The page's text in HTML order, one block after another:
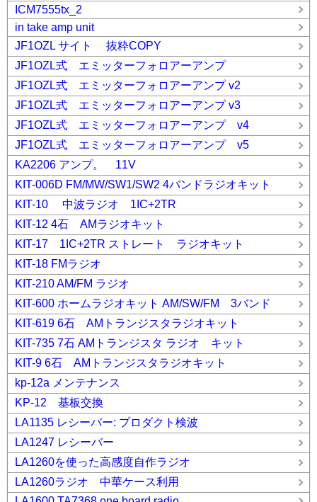
ICM7555tx_2
in take amp unit
JF1OZL サイト 抜粋COPY
JF1OZL式 エミッターフォロアーアンプ
JF1OZL式 エミッターフォロアーアンプ v2
JF1OZL式 エミッターフォロアーアンプ v3
JF1OZL式 エミッターフォロアーアンプ v4
JF1OZL式 エミッターフォロアーアンプ v5
KA2206 アンプ。 11V
KIT-006D FM/MW/SW1/SW2 4バンドラジオキット
KIT-10 中波ラジオ 1IC+2TR
KIT-12 4石 AMラジオキット
KIT-17 1IC+2TR ストレート ラジオキット
KIT-18 FMラジオ
KIT-210 AM/FM ラジオ
KIT-600 ホームラジオキット AM/SW/FM 3バンド
KIT-619 6石 AMトランジスタラジオキット
KIT-735 7石 AMトランジスタ ラジオ キット
KIT-9 6石 AMトランジスタラジオキット
kp-12a メンテナンス
KP-12 基板交換
LA1135 レシーバー: プロダクト検波
LA1247 レシーバー
LA1260を使った高感度自作ラジオ
LA1260ラジオ 中華ケース利用